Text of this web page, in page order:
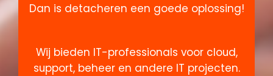
Dan is detacheren een goede oplossing!
Wij bieden IT-professionals voor cloud,
support, beheer en andere IT projecten.